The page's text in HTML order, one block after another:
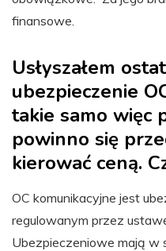
finansowe.
Usłyszałem
ubezpieczenie
takie samo więc
powinno się
kierować ceną.
OC komunikacyjne jest
regulowanym przez
Ubezpieczeniowe mają w